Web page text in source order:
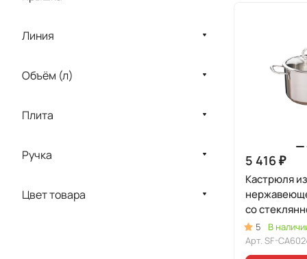
5 416 ₽
Кастрюля из
со
линия
5
В
Арт. SF-
Линия
Объём (л)
Плита
Ручка
Цвет товара